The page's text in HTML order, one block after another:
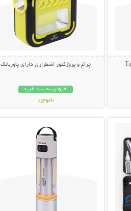
چراغ و پروژکتور اضطراری دارای پاوربانک
افزودن به سبد خرید
ناموجود